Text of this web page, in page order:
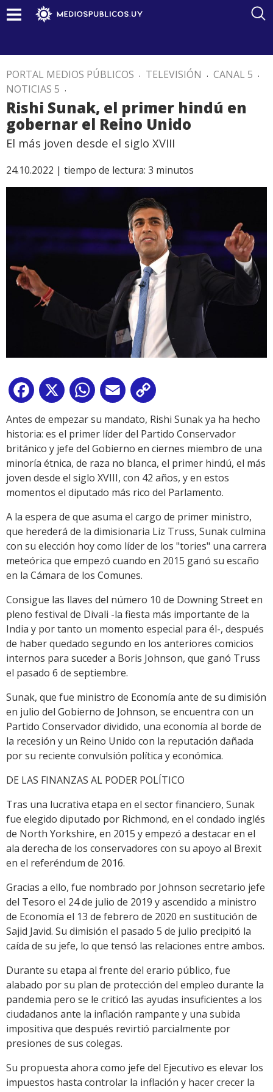
PORTAL MEDIOS PÚBLICOS . TELEVISIÓN . CANAL 5 .
NOTICIAS 5 .
Rishi Sunak, el primer hindú en
gobernar el Reino Unido
El más joven desde el siglo XVIII
24.10.2022 | tiempo de lectura: 3 minutos
Facebook
X WhatsApp
Email
Link
Antes de empezar su mandato, Rishi Sunak ya ha hecho
historia: es el primer líder del Partido Conservador
británico y jefe del Gobierno en ciernes miembro de una
minoría étnica, de raza no blanca, el primer hindú, el más
joven desde el siglo XVIII, con 42 años, y en estos
momentos el diputado más rico del Parlamento.
A la espera de que asuma el cargo de primer ministro,
que herederá de la dimisionaria Liz Truss, Sunak culmina
con su elección hoy como líder de los "tories" una carrera
meteórica que empezó cuando en 2015 ganó su escaño
en la Cámara de los Comunes.
Consigue las llaves del número 10 de Downing Street en
pleno festival de Divali -la fiesta más importante de la
India y por tanto un momento especial para él-, después
de haber quedado segundo en los anteriores comicios
internos para suceder a Boris Johnson, que ganó Truss
el pasado 6 de septiembre.
Sunak, que fue ministro de Economía ante de su dimisión
en julio del Gobierno de Johnson, se encuentra con un
Partido Conservador dividido, una economía al borde de
la recesión y un Reino Unido con la reputación dañada
por su reciente convulsión política y económica.
DE LAS FINANZAS AL PODER POLÍTICO
Tras una lucrativa etapa en el sector financiero, Sunak
fue elegido diputado por Richmond, en el condado inglés
de North Yorkshire, en 2015 y empezó a destacar en el
ala derecha de los conservadores con su apoyo al Brexit
en el referéndum de 2016.
Gracias a ello, fue nombrado por Johnson secretario jefe
del Tesoro el 24 de julio de 2019 y ascendido a ministro
de Economía el 13 de febrero de 2020 en sustitución de
Sajid Javid. Su dimisión el pasado 5 de julio precipitó la
caída de su jefe, lo que tensó las relaciones entre ambos.
Durante su etapa al frente del erario público, fue
alabado por su plan de protección del empleo durante la
pandemia pero se le criticó las ayudas insuficientes a los
ciudadanos ante la inflación rampante y una subida
impositiva que después revirtió parcialmente por
presiones de sus colegas.
Su propuesta ahora como jefe del Ejecutivo es elevar los
impuestos hasta controlar la inflación y hacer crecer la